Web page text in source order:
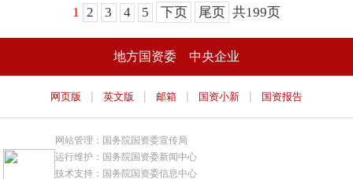
1 2 3 4 5 下页 尾页 共199页
地方国资委 中央企业
网页版 | 英文版 | 邮箱 | 国资小新 | 国资报告
网站管理：国务院国资委宣传局
运行维护：国务院国资委新闻中心
技术支持：国务院国资委信息中心